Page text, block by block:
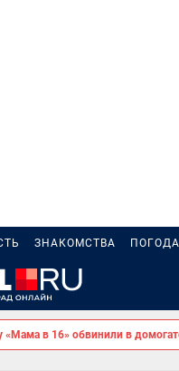
ЗНАКОМСТВА ПОГОДА
«Мама в 16» обвинили в